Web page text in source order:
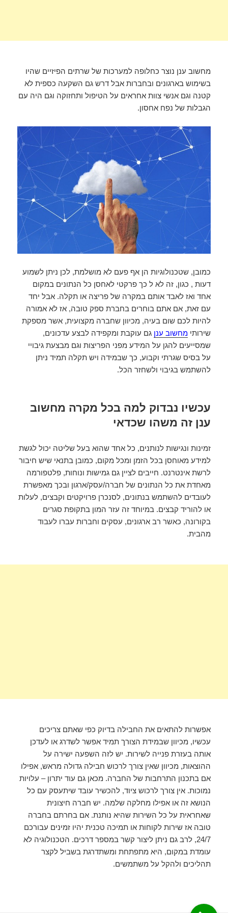
מחשוב ענן נוצר כחלופה למערכות של שרתים הפיזיים שהיו
בשימוש בארגונים ובחברות אבל דרש גם השקעה כספית לא
קטנה וגם אנשי צוות אחראים על הטיפול ותחזוקה וגם היה עם
הגבלות של נפח אחסון.
כמובן, שטכנולוגיות הן אף פעם לא מושלמת, לכן ניתן לשמוע
דעות , כגון, זה לא ל כך פרקטי לאחסן כל הנתונים במקום
אחד ואז לאבד אותם במקרה של פריצה או תקלה. אבל יחד
עם זאת, אם אתם בוחרים בחברת ספק טובה, אז לא אמורה
להיות לכם שום בעיה, מכיוון שחברה מקצועית, אשר מספקת
שירותימחשוב ענן גם עוקבת ומקפידה לבצע עדכונים,
שמסייעים להגן על המידע מפני הפריצות וגם מבצעת גיבויי
על בסיס שגרתי וקבוע, כך שבמידה ויש תקלה תמיד ניתן
להשתמש בגיבוי ולשחזר הכל.
עכשיו נבדוק למה בכל מקרה מחשוב
ענן זה משהו שכדאי
זמינות ונגישות לנותנים, כל אחד שהוא בעל שליטה יכול לגשת
למידע מאוחסן בכל הזמן ומכל מקום, כמובן בתנאי שיש חיבור
לרשת אינטרנט. חייבים לציין גם גמישות ונוחות, פלטפורמה
מאחדת את כל הנתונים של חברה/עסק/ארגון ובכך מאפשרת
לעובדים להשתמש בנתונים, לסנכרן פרויקטים וקבצים, לעלות
או להוריד קבצים. במיוחד זה עזר המון בתקופת סגרים
בקורונה, כאשר רב ארגונים, עסקים וחברות עברו לעבוד
מהבית.
אפשרות להתאים את החבילה בדיוק כפי שאתם צריכים
עכשיו, מכיוון שבמידת הצורך תמיד אפשר לשדרג או לעדכן
אותה בעזרת פנייה לשירות. יש לזה השפעה ישירה על
ההוצאות, מכיוון שאין צורך לרכוש חבילה גדולה מראש, אפילו
אם בתכנון התרחבות של החברה. מכאן גם עוד יתרון – עלויות
נמוכות. אין צורך לרכוש ציוד, להכשיר עובד שיתעסק עם כל
הנושא זה או אפילו מחלקה שלמה. יש חברה חיצונית
שאחראית על כל השירות שהיא נותנת. אם בחרתם בחברה
טובה אז שירות לקוחות או תמיכה טכנית יהיו זמינים עבורכם
24/7, לרב גם ניתן ליצור קשר במספר דרכים. הטכנולוגיה לא
עומדת במקום, היא מתפתחת ומשתדרגת בשביל לקצר
תהליכים ולהקל על משתמשים.